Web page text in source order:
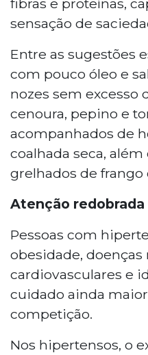
sensação de
Entre as sugestões
com pouco óleo e
nozes sem excesso
cenoura, pepino e
acompanhados de
coalhada seca,
grelhados de frango
Atenção
Pessoas com
obesidade,
cardiovasculares e
cuidado ainda
competição.
Nos hipertensos, o